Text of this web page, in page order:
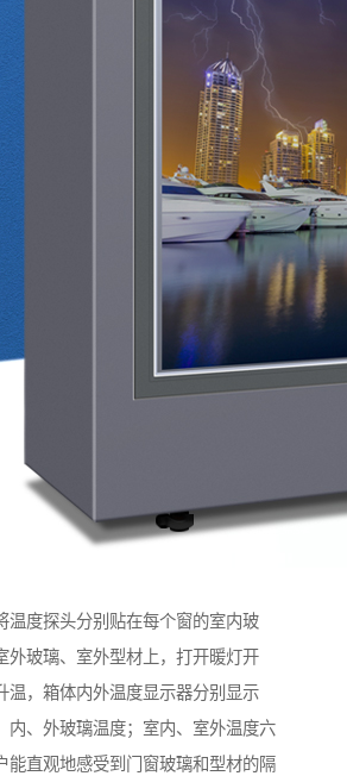
温度探头分别贴在每个窗的室内玻
外玻璃、室外型材上，打开暖灯开
温，箱体内外温度显示器分别显示
内、外玻璃温度；室内、室外温度六
能直观地感受到门窗玻璃和型材的隔